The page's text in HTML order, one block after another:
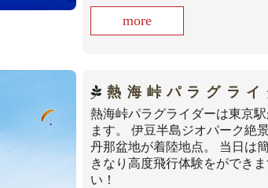
more
熱海峠パラグライ
熱海峠パラグライダーは東京
ます。 伊豆半島ジオパーク絶
丹那盆地が着陸地点。 当日は
きなり高度飛行体験をができ
い！